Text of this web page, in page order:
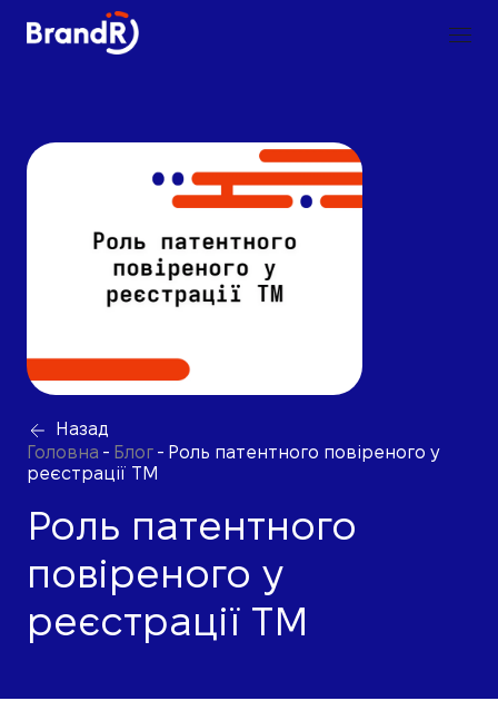
Назад
Головна - Блог - Роль патентного повіреного у
реєстрації ТМ
Роль патентного
повіреного у
реєстрації ТМ